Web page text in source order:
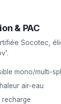
& PAC
Socotec,
mono/multi-
air-eau
recharge